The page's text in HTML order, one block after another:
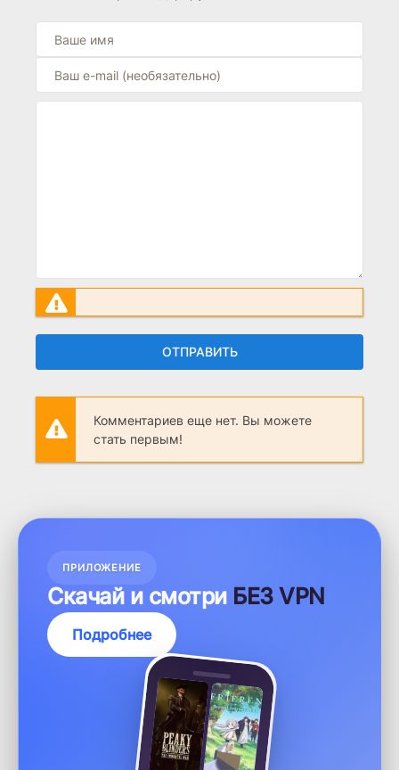
ОТПРАВИТЬ
Комментариев еще нет. Вы можете
стать первым!
ПРИЛОЖЕНИЕ
Скачай и смотри БЕЗ VPN
Подробнее